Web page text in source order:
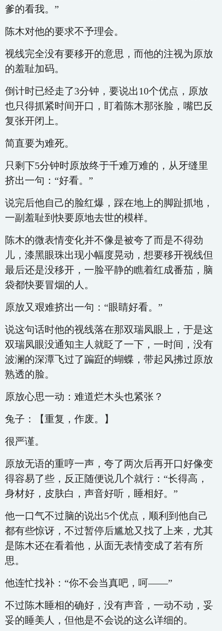
爹的看我。”
陈木对他的要求不予理会。
视线完全没有要移开的意思，而他的注视为原放
的羞耻加码。
倒计时已经走了3分钟，要说出10个优点，原放
也只得抓紧时间开口，盯着陈木那张脸，嘴巴反
复张开闭上。
简直要为难死。
只剩下5分钟时原放终于千难万难的，从牙缝里
挤出一句：“好看。”
说完后他自己的脸红爆，踩在地上的脚趾抓地，
一副羞耻到快要原地去世的模样。
陈木的微表情变化并不像是被夸了而是不得劲
儿，漆黑眼珠出现小幅度晃动，想要移开视线但
最后还是没移开，一脸平静的瞧着红成番茄，脑
袋都快要冒烟的人。
原放又艰难挤出一句：“眼睛好看。”
说这句话时他的视线落在那双瑞凤眼上，于是这
双瑞凤眼没通知主人就眨了一下，一时间，没有
波澜的深潭飞过了蹁跹的蝴蝶，带起风拂过原放
熟透的脸。
原放心思一动：难道烂木头也紧张？
兔子：【重复，作废。】
很严谨。
原放无语的重哼一声，夸了两次后再开口好像变
得容易了些，反正随便说几个就行：“长得高，
身材好，皮肤白，声音好听，睡相好。”
他一口气不过脑的说出5个优点，顺利到他自己
都有些惊讶，不过暂停后尴尬又找了上来，尤其
是陈木还在看着他，从面无表情变成了若有所
思。
他连忙找补：“你不会当真吧，呵——”
不过陈木睡相的确好，没有声音，一动不动，妥
妥的睡美人，但他是不会说的这么详细的。